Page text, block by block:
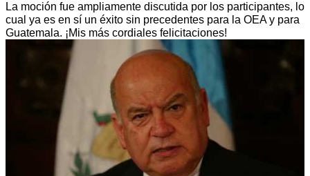
La moción fue ampliamente discutida por los participantes, lo
cual ya es en sí un éxito sin precedentes para la OEA y para
Guatemala. ¡Mis más cordiales felicitaciones!